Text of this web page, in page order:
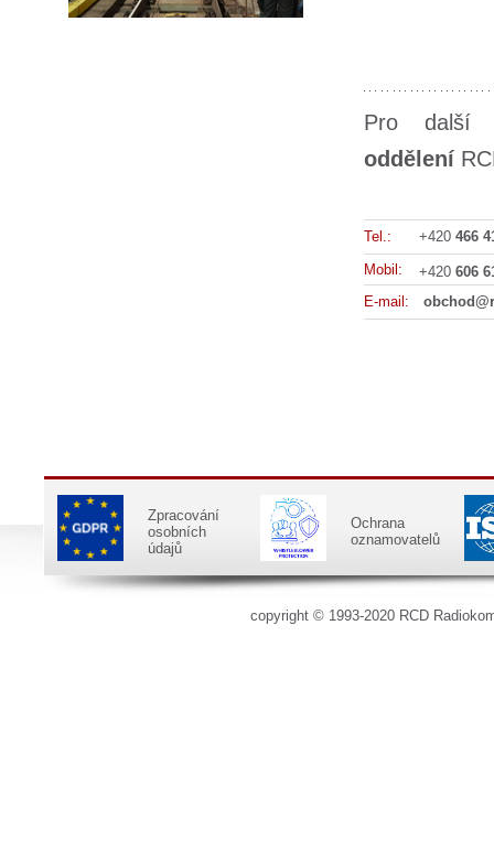
Pro další
oddělení
Tel.: +420 466
Mobil:
+420 606
E-mail:
Zpracování
osobních
údajů
Ochrana
oznamovatelů
copyright © 1993-2020 RCD